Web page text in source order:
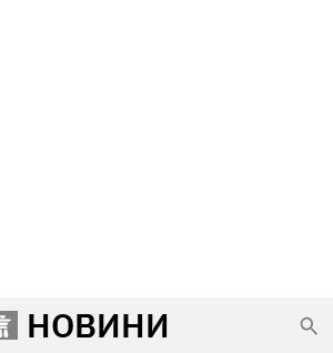
НОВИНИ